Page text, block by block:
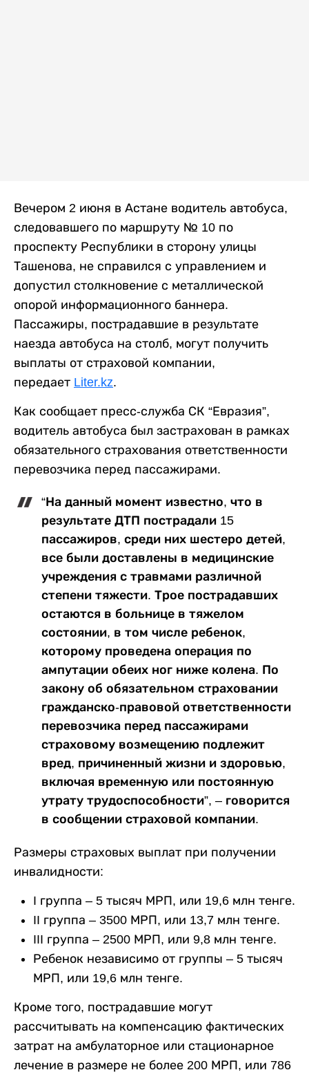
Вечером 2 июня в Астане водитель автобуса,
следовавшего по маршруту № 10 по
проспекту Республики в сторону улицы
Ташенова, не справился с управлением и
допустил столкновение с металлической
опорой информационного баннера.
Пассажиры, пострадавшие в результате
наезда автобуса на столб, могут получить
выплаты от страховой компании,
передает Liter.kz.
Как сообщает пресс-служба СК “Евразия”,
водитель автобуса был застрахован в рамках
обязательного страхования ответственности
перевозчика перед пассажирами.
“На данный момент известно, что в
результате ДТП пострадали 15
пассажиров, среди них шестеро детей,
все были доставлены в медицинские
учреждения с травмами различной
степени тяжести. Трое пострадавших
остаются в больнице в тяжелом
состоянии, в том числе ребенок,
которому проведена операция по
ампутации обеих ног ниже колена. По
закону об обязательном страховании
гражданско-правовой ответственности
перевозчика перед пассажирами
страховому возмещению подлежит
вред, причиненный жизни и здоровью,
включая временную или постоянную
утрату трудоспособности”, – говорится
в сообщении страховой компании.
Размеры страховых выплат при получении
инвалидности:
I группа – 5 тысяч МРП, или 19,6 млн тенге.
II группа – 3500 МРП, или 13,7 млн тенге.
III группа – 2500 МРП, или 9,8 млн тенге.
Ребенок независимо от группы – 5 тысяч
МРП, или 19,6 млн тенге.
Кроме того, пострадавшие могут
рассчитывать на компенсацию фактических
затрат на амбулаторное или стационарное
лечение в размере не более 200 МРП, или 786